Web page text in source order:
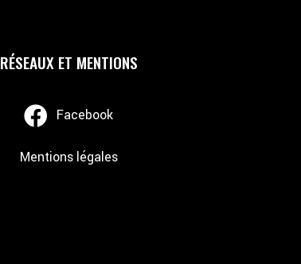
RÉSEAUX ET MENTIONS
Facebook
Mentions légales